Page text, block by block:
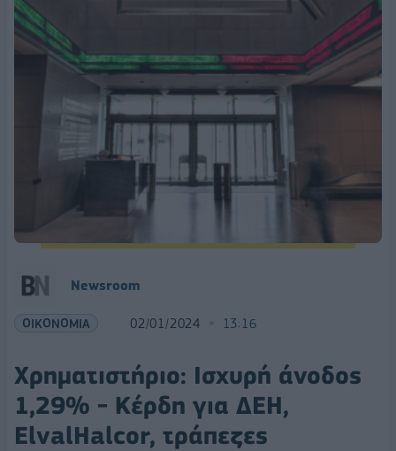
Newsroom
ΟΙΚΟΝΟΜΙΑ 02/01/2024 13:16
Χρηματιστήριο: Ισχυρή άνοδος
1,29% - Κέρδη για ΔΕΗ,
ElvalHalcor, τράπεζες